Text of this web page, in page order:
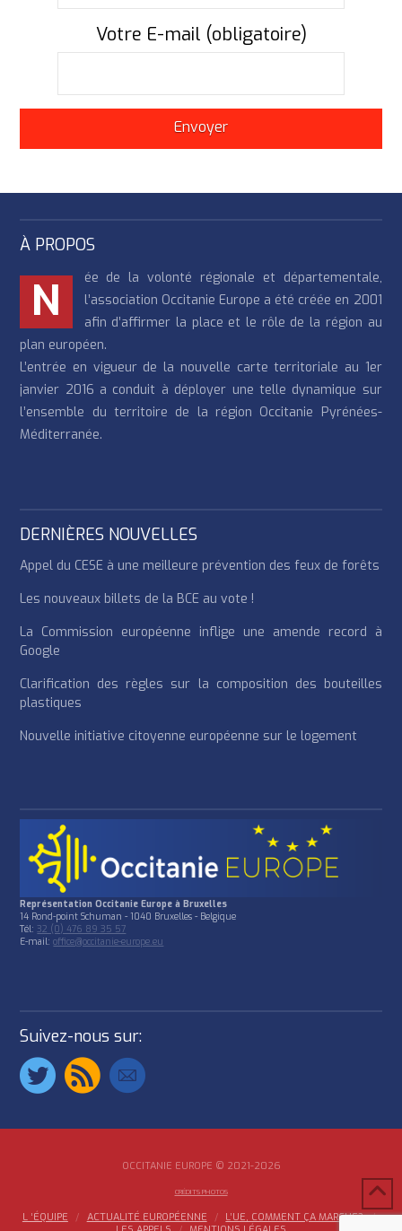
Votre E-mail (obligatoire)
À PROPOS
N
ée de la volonté régionale et départementale,
l’association Occitanie Europe a été créée en 2001
afin d’affirmer la place et le rôle de la région au
plan européen.
L’entrée en vigueur de la nouvelle carte territoriale au 1er
janvier 2016 a conduit à déployer une telle dynamique sur
l’ensemble du territoire de la région Occitanie Pyrénées-
Méditerranée.
DERNIÈRES NOUVELLES
Appel du CESE à une meilleure prévention des feux de forêts
Les nouveaux billets de la BCE au vote !
La Commission européenne inflige une amende record à
Google
Clarification des règles sur la composition des bouteilles
plastiques
Nouvelle initiative citoyenne européenne sur le logement
Représentation Occitanie Europe à Bruxelles
14 Rond-point Schuman - 1040 Bruxelles - Belgique
Tél:32 (0) 476 89 35 57
E-mail:office@occitanie-europe.eu
Suivez-nous sur:
OCCITANIE EUROPE © 2021-2026
CRÉDITS PHOTOS
L ‘ÉQUIPE ACTUALITÉ EUROPÉENNE
L’UE, COMMENT ÇA MARCHE?